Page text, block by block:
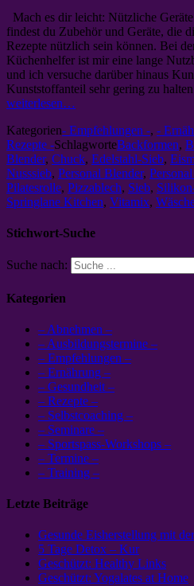
Mach es dir leicht: Nützliche
findest du Zubehör und Geräte, die
Rezepte nützlich sein können. Bei
Küchenhelfer ist mir eine lange
und ich versuche darüber hinaus
Kunststoffanteil sehr gering zu
weiterlesen…
Kategorien- Empfehlungen -, -
Rezepte -SchlagworteBackformen,
Blender, Chuck, Edelstahl-Sieb,
Nusssieb, Personal Blender,
Pilatesrolle, Pizzablech, Sieb,
Springlane Kitchen, Vitamix,
Stichwort-Suche
Suche nach:
Kategorien
– Abnehmen –
– Ausbildungstermine –
– Empfehlungen –
– Ernährung –
– Gesundheit –
– Rezepte –
– Selbstcoaching –
– Seminare –
– Sportspass-Workshops –
– Termine –
– Training –
Letzte Beiträge
Gesunde Eisherstellung mit
5 Tage Detox – Kur
Geschützt: Healthy Links
Geschützt: Yogalates at Home